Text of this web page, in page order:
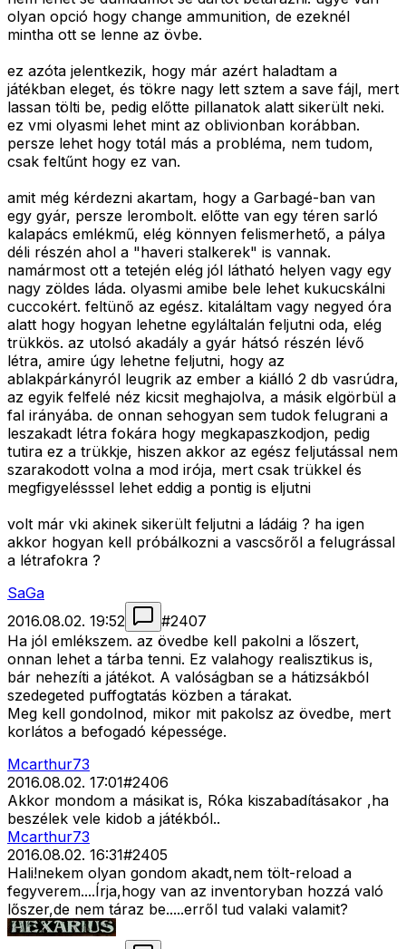
olyan opció hogy change ammunition, de ezeknél
mintha ott se lenne az övbe.
ez azóta jelentkezik, hogy már azért haladtam a
játékban eleget, és tökre nagy lett sztem a save fájl, mert
lassan tölti be, pedig előtte pillanatok alatt sikerült neki.
ez vmi olyasmi lehet mint az oblivionban korábban.
persze lehet hogy totál más a probléma, nem tudom,
csak feltűnt hogy ez van.
amit még kérdezni akartam, hogy a Garbagé-ban van
egy gyár, persze lerombolt. előtte van egy téren sarló
kalapács emlékmű, elég könnyen felismerhető, a pálya
déli részén ahol a "haveri stalkerek" is vannak.
namármost ott a tetején elég jól látható helyen vagy egy
nagy zöldes láda. olyasmi amibe bele lehet kukucskálni
cuccokért. feltünő az egész. kitaláltam vagy negyed óra
alatt hogy hogyan lehetne egyláltalán feljutni oda, elég
trükkös. az utolsó akadály a gyár hátsó részén lévő
létra, amire úgy lehetne feljutni, hogy az
ablakpárkányról leugrik az ember a kiálló 2 db vasrúdra,
az egyik felfelé néz kicsit meghajolva, a másik elgörbül a
fal irányába. de onnan sehogyan sem tudok felugrani a
leszakadt létra fokára hogy megkapaszkodjon, pedig
tutira ez a trükkje, hiszen akkor az egész feljutással nem
szarakodott volna a mod irója, mert csak trükkel és
megfigyelésssel lehet eddig a pontig is eljutni
volt már vki akinek sikerült feljutni a ládáig ? ha igen
akkor hogyan kell próbálkozni a vascsőről a felugrással
a létrafokra ?
SaGa
2016.08.02. 19:52
#2407
Ha jól emlékszem. az övedbe kell pakolni a lőszert,
onnan lehet a tárba tenni. Ez valahogy realisztikus is,
bár nehezíti a játékot. A valóságban se a hátizsákból
szedegeted puffogtatás közben a tárakat.
Meg kell gondolnod, mikor mit pakolsz az övedbe, mert
korlátos a befogadó képessége.
Mcarthur73
2016.08.02. 17:01#2406
Akkor mondom a másikat is, Róka kiszabadításakor ,ha
beszélek vele kidob a játékból..
Mcarthur73
2016.08.02. 16:31#2405
Hali!nekem olyan gondom akadt,nem tölt-reload a
fegyverem....Írja,hogy van az inventoryban hozzá való
lőszer,de nem táraz be.....erről tud valaki valamit?